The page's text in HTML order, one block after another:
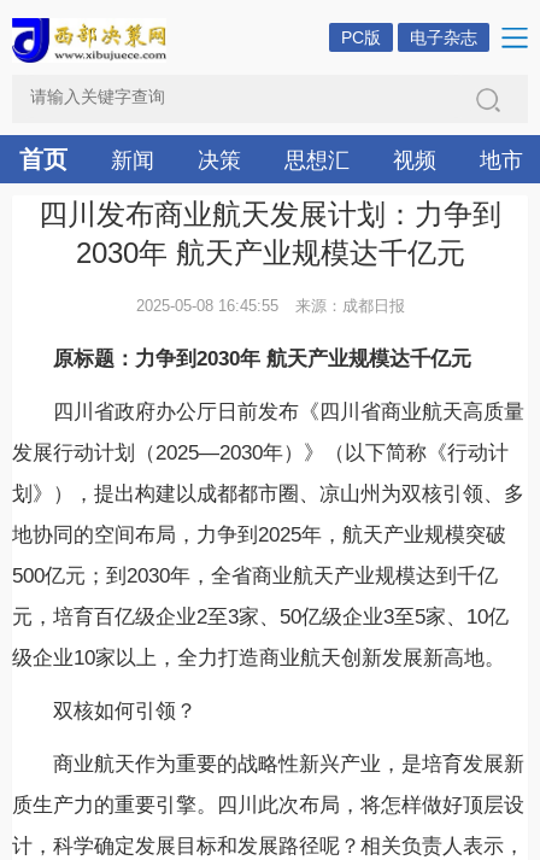
PC版 电子杂志
首页 新闻 决策 思想汇 视频 地市
四川发布商业航天发展计划：力争到
2030年 航天产业规模达千亿元
2025-05-08 16:45:55 来源：成都日报
原标题：力争到2030年 航天产业规模达千亿元
四川省政府办公厅日前发布《四川省商业航天高质量
发展行动计划（2025—2030年）》（以下简称《行动计
划》），提出构建以成都都市圈、凉山州为双核引领、多
地协同的空间布局，力争到2025年，航天产业规模突破
500亿元；到2030年，全省商业航天产业规模达到千亿
元，培育百亿级企业2至3家、50亿级企业3至5家、10亿
级企业10家以上，全力打造商业航天创新发展新高地。
双核如何引领？
商业航天作为重要的战略性新兴产业，是培育发展新
质生产力的重要引擎。四川此次布局，将怎样做好顶层设
计，科学确定发展目标和发展路径呢？相关负责人表示，